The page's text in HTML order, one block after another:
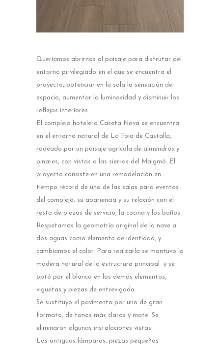
Queríamos abrirnos al paisaje para disfrutar del
entorno privilegiado en el que se encuentra el
proyecto, potenciar en la sala la sensación de
espacio, aumentar la luminosidad y disminuir los
reflejos interiores.
El complejo hotelero Caseta Nova se encuentra
en el entorno natural de La Foia de Castalla,
rodeado por un paisaje agrícola de almendros y
pinares, con vistas a las sierras del Maigmó. El
proyecto consiste en una remodelación en
tiempo récord de una de las salas para eventos
del complejo, su apariencia y su relación con el
resto de piezas de servicio, la cocina y los baños.
Respetamos la geometría original de la nave a
dos aguas como elemento de identidad, y
cambiamos el color. Para realzarla se mantuvo la
madera natural de la estructura principal y se
optó por el blanco en los demás elementos,
viguetas y piezas de entrevigado.
Se sustituyó el pavimento por uno de gran
formato, de tonos más claros y mate. Se
eliminaron algunas instalaciones vistas .
Las antiguas lámparas, piezas pequeñas